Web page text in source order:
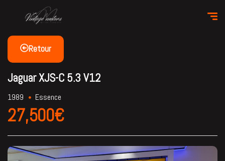
Retour
Jaguar XJS-C 5.3 V12
1989 Essence
27,500€